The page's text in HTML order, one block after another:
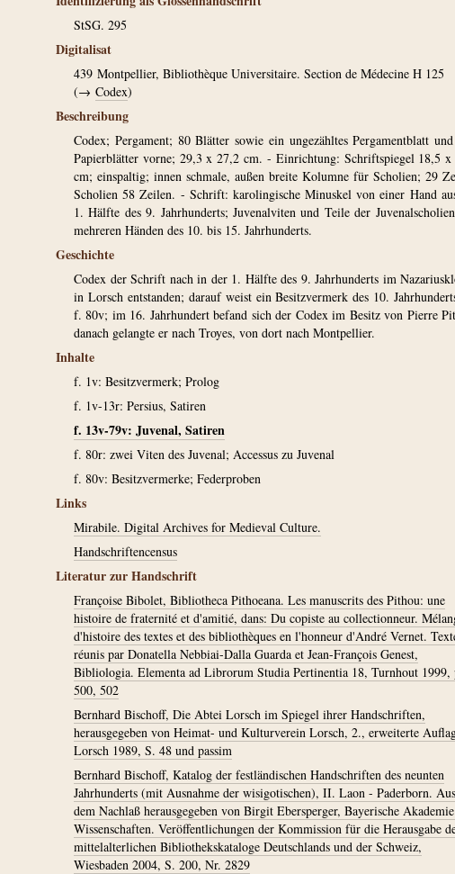
StSG. 295
Digitalisat
439 Montpellier, Bibliothèque Universitaire. Section de Médecine H 125
(→ Codex)
Beschreibung
Codex; Pergament; 80 Blätter sowie ein ungezähltes Pergamentblatt
Papierblätter vorne; 29,3 x 27,2 cm. - Einrichtung: Schriftspiegel 18,5 x
cm; einspaltig; innen schmale, außen breite Kolumne für Scholien; 29
Scholien 58 Zeilen. - Schrift: karolingische Minuskel von einer Hand
1. Hälfte des 9. Jahrhunderts; Juvenalviten und Teile der
mehreren Händen des 10. bis 15. Jahrhunderts.
Geschichte
Codex der Schrift nach in der 1. Hälfte des 9. Jahrhunderts im
in Lorsch entstanden; darauf weist ein Besitzvermerk des 10.
f. 80v; im 16. Jahrhundert befand sich der Codex im Besitz von Pierre
danach gelangte er nach Troyes, von dort nach Montpellier.
Inhalte
f. 1v: Besitzvermerk; Prolog
f. 1v-13r: Persius, Satiren
f. 13v-79v: Juvenal, Satiren
f. 80r: zwei Viten des Juvenal; Accessus zu Juvenal
f. 80v: Besitzvermerke; Federproben
Links
Mirabile. Digital Archives for Medieval Culture.
Handschriftencensus
Literatur zur Handschrift
Françoise Bibolet, Bibliotheca Pithoeana. Les manuscrits des Pithou: une
histoire de fraternité et d'amitié, dans: Du copiste au collectionneur.
d'histoire des textes et des bibliothèques en l'honneur d'André Vernet.
réunis par Donatella Nebbiai-Dalla Guarda et Jean-François Genest,
Bibliologia. Elementa ad Librorum Studia Pertinentia 18, Turnhout 1999,
500, 502
Bernhard Bischoff, Die Abtei Lorsch im Spiegel ihrer Handschriften,
herausgegeben von Heimat- und Kulturverein Lorsch, 2., erweiterte
Lorsch 1989, S. 48 und passim
Bernhard Bischoff, Katalog der festländischen Handschriften des neunten
Jahrhunderts (mit Ausnahme der wisigotischen), II. Laon - Paderborn. Aus
dem Nachlaß herausgegeben von Birgit Ebersperger, Bayerische
Wissenschaften. Veröffentlichungen der Kommission für die Herausgabe
mittelalterlichen Bibliothekskataloge Deutschlands und der Schweiz,
Wiesbaden 2004, S. 200, Nr. 2829